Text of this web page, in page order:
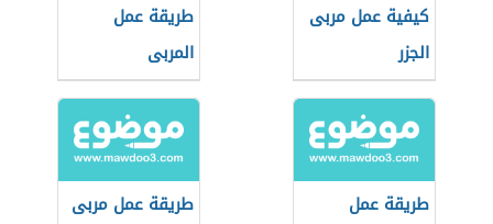
كيفية عمل مربى
الجزر
طريقة عمل
المربى
طريقة عمل
طريقة عمل مربى